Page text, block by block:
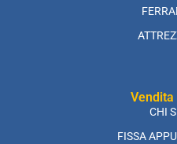
CHI
FISSA